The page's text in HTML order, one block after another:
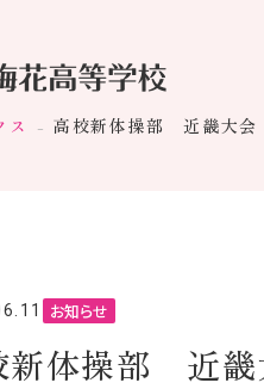
ス 高校新体操部 近畿大
お知らせ
新体操部 近